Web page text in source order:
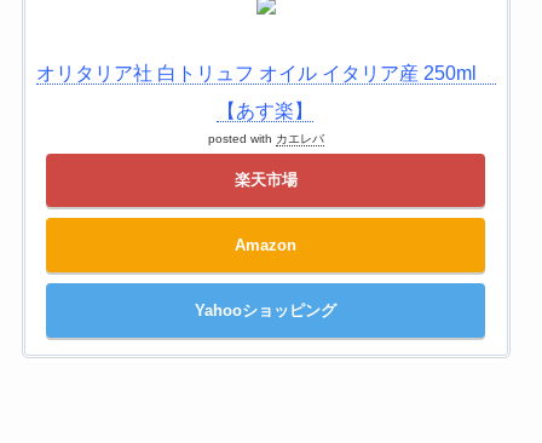
オリタリア社 白トリュフ オイル イタリア産 250ml
【あす楽】
posted with カエレバ
楽天市場
Amazon
Yahooショッピング